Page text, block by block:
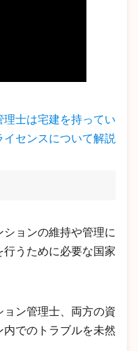
士は宅建を持ってい
センスについて解説
ョンの維持や管理に
うために必要な国家
ン管理士、両方の資
でのトラブルを未然